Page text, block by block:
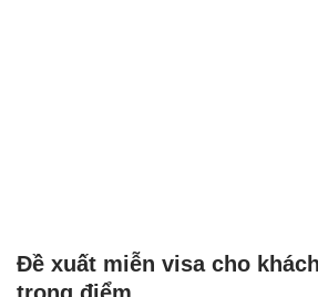
Đề xuất miễn visa cho